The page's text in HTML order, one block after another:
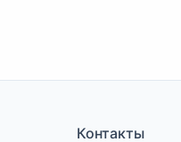
Контакты